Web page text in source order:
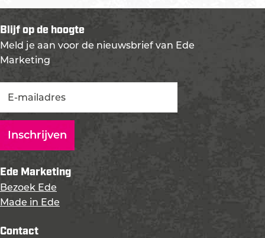
Blijf op de hoogte
Meld je aan voor de nieuwsbrief van Ede
Marketing
Ede Marketing
Bezoek Ede
Made in Ede
Contact